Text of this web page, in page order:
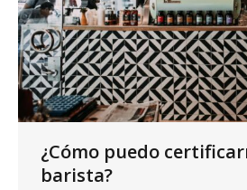
¿Cómo puedo
barista?